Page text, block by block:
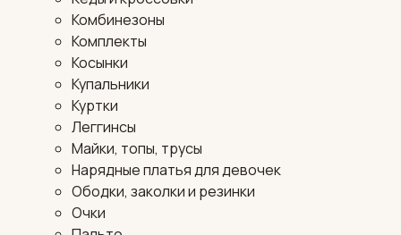
Комбинезоны
Комплекты
Косынки
Купальники
Куртки
Леггинсы
Майки, топы, трусы
Нарядные платья для девочек
Ободки, заколки и резинки
Очки